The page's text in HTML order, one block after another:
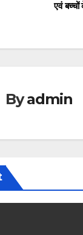
एवं बच्चों
Byadmin